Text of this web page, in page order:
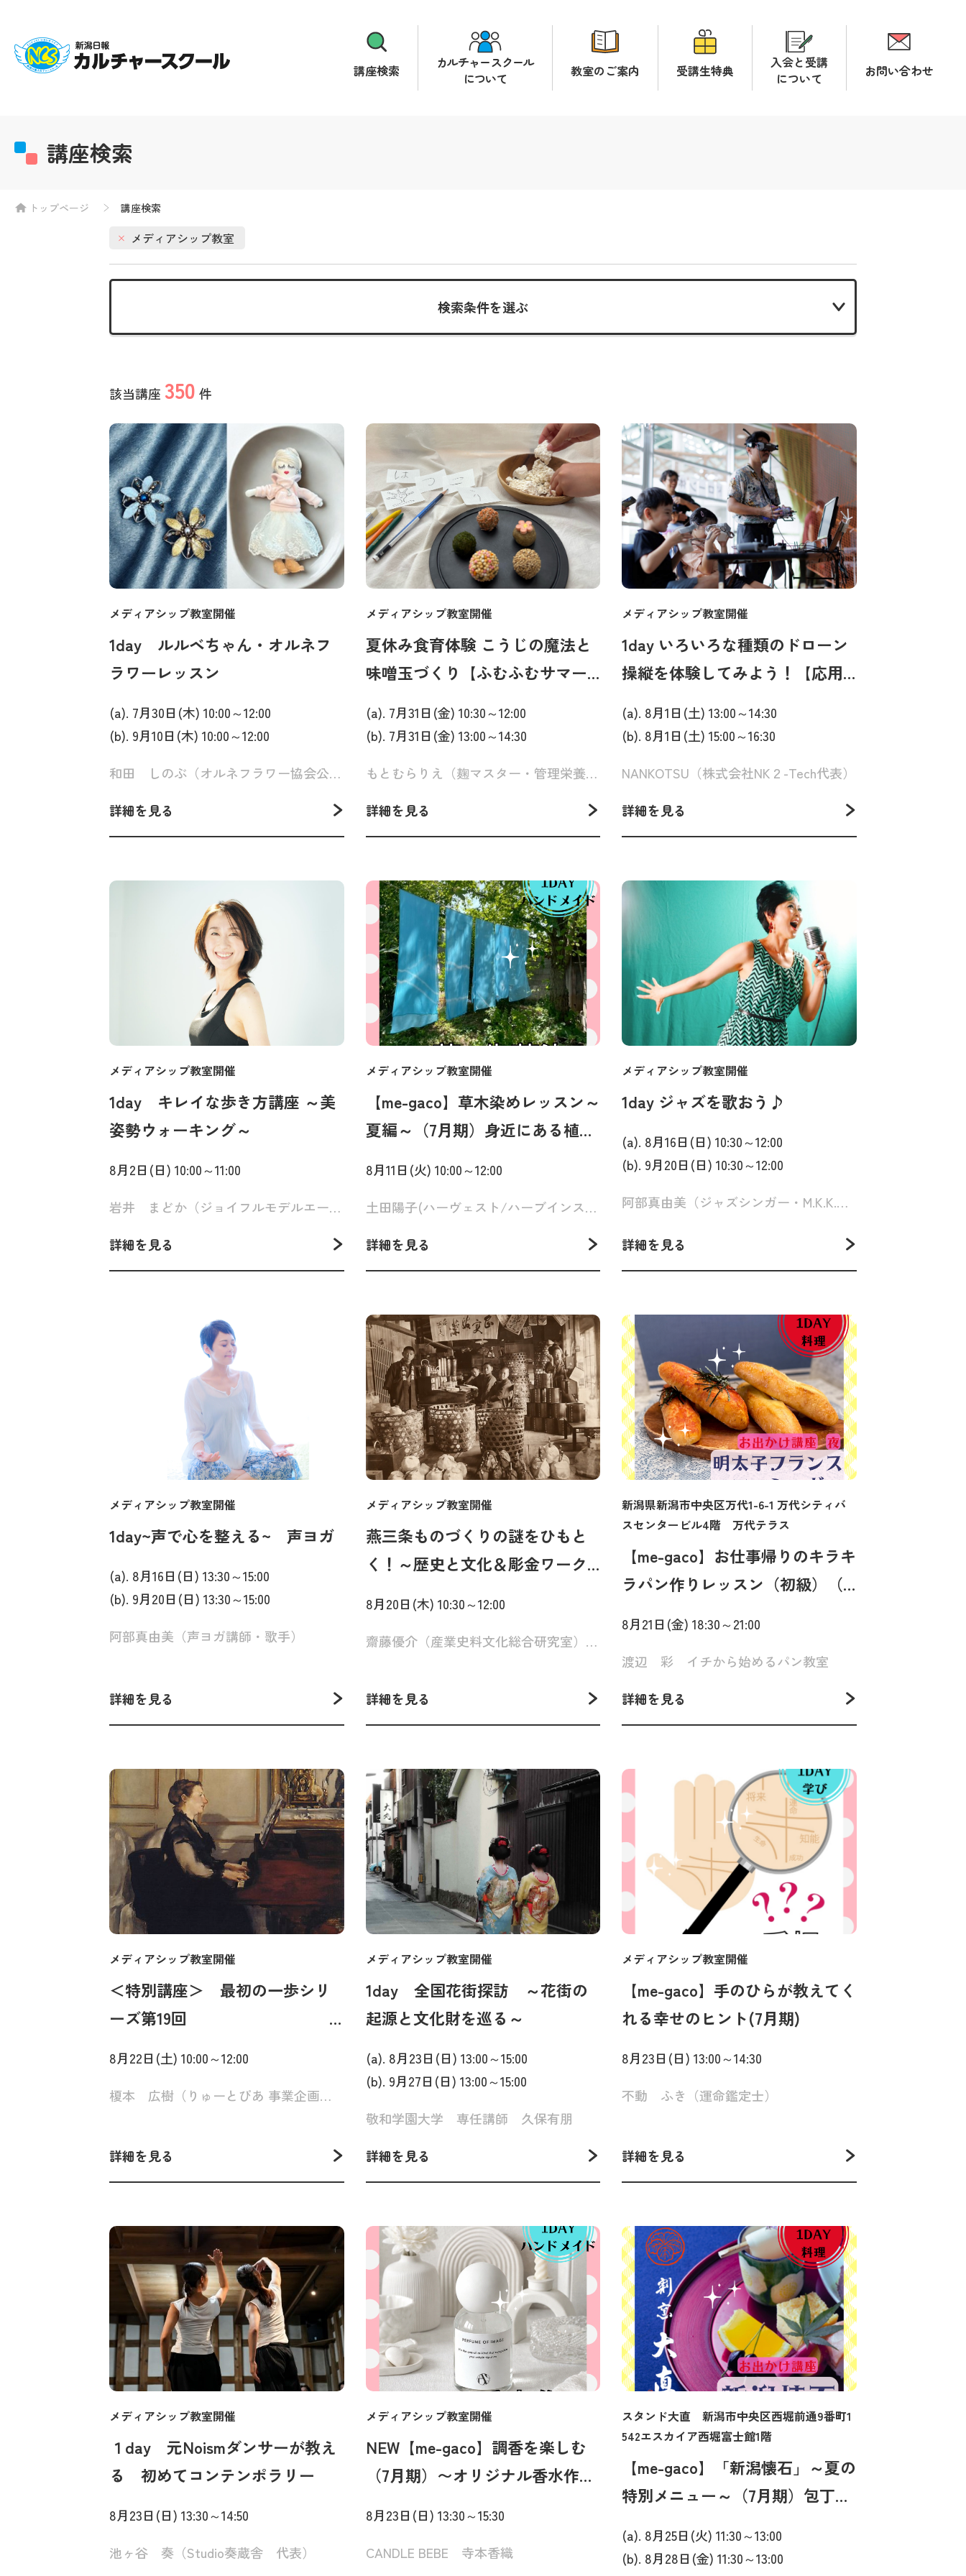
講座検索
カルチャースクール
について
教室のご案内 受講生特典
入会と受講
について
お問い合わせ
講座検索
トップページ 講座検索
メディアシップ教室
検索条件を選ぶ
該当講座 350 件
メディアシップ教室開催
1day ルルベちゃん・オルネフ
ラワーレッスン
(a). 7月30日(木) 10:00～12:00
(b). 9月10日(木) 10:00～12:00
和田 しのぶ（オルネフラワー協会公認校 shishihana.flapowl主宰 （ルルベドール認定講師））
詳細を見る
メディアシップ教室開催
夏休み食育体験 こうじの魔法と
味噌玉づくり【ふむふむサマー
(a). 7月31日(金) 10:30～12:00
(b). 7月31日(金) 13:00～14:30
もとむらりえ（麹マスター・管理栄養士）
詳細を見る
メディアシップ教室開催
1day いろいろな種類のドローン
操縦を体験してみよう！【応用
ル】
(a). 8月1日(土) 13:00～14:30
(b). 8月1日(土) 15:00～16:30
NANKOTSU（株式会社NK２-Tech代表）
詳細を見る
メディアシップ教室開催
1day キレイな歩き方講座 ～美
姿勢ウォーキング～
8月2日(日) 10:00～11:00
岩井 まどか（ジョイフルモデルエージェンシーモデル 村神一誠公認ウォーキング講師）
詳細を見る
メディアシップ教室開催
【me-gaco】草木染めレッスン～
夏編～（7月期）身近にある植物
8月11日(火) 10:00～12:00
土田陽子(ハーヴェスト/ハーブインストラクター上級)
詳細を見る
メディアシップ教室開催
1day ジャズを歌おう♪
(a). 8月16日(日) 10:30～12:00
(b). 9月20日(日) 10:30～12:00
阿部真由美（ジャズシンガー・M.K.K.MUSIC代表）
詳細を見る
メディアシップ教室開催
1day~声で心を整える~ 声ヨガ
(a). 8月16日(日) 13:30～15:00
(b). 9月20日(日) 13:30～15:00
阿部真由美（声ヨガ講師・歌手）
詳細を見る
メディアシップ教室開催
燕三条ものづくりの謎をひもと
く！～歴史と文化＆彫金ワーク
8月20日(木) 10:30～12:00
齋藤優介（産業史料文化総合研究室）、結城靖博（三条凧合戦副会長）
詳細を見る
新潟県新潟市中央区万代1-6-1 万代シティバ
スセンタービル4階 万代テラス
【me-gaco】お仕事帰りのキラキ
ラパン作りレッスン（初級）（7
ーシュガーフランス～
8月21日(金) 18:30～21:00
渡辺 彩 イチから始めるパン教室
詳細を見る
メディアシップ教室開催
＜特別講座＞ 最初の一歩シリ
ーズ第19回
てみよう！「ピアノ音楽の世
界」<2回完結> 【（公財）新潟
8月22日(土) 10:00～12:00
榎本 広樹（りゅーとぴあ 事業企画部部長）、小黒 亜紀（ピアニスト）
詳細を見る
メディアシップ教室開催
1day 全国花街探訪 ～花街の
起源と文化財を巡る～
(a). 8月23日(日) 13:00～15:00
(b). 9月27日(日) 13:00～15:00
敬和学園大学 専任講師 久保有朋
詳細を見る
メディアシップ教室開催
【me-gaco】手のひらが教えてく
れる幸せのヒント(7月期)
8月23日(日) 13:00～14:30
不動 ふき（運命鑑定士）
詳細を見る
メディアシップ教室開催
１day 元Noismダンサーが教え
る 初めてコンテンポラリー
8月23日(日) 13:30～14:50
池ヶ谷 奏（Studio奏蔵舎 代表）
メディアシップ教室開催
NEW【me-gaco】調香を楽しむ
（7月期）〜オリジナル香水作
8月23日(日) 13:30～15:30
CANDLE BEBE 寺本香織
スタンド大直 新潟市中央区西堀前通9番町1
542エスカイア西堀富士館1階
【me-gaco】「新潟懐石」～夏の
特別メニュー～（7月期）包丁研
(a). 8月25日(火) 11:30～13:00
(b). 8月28日(金) 11:30～13:00